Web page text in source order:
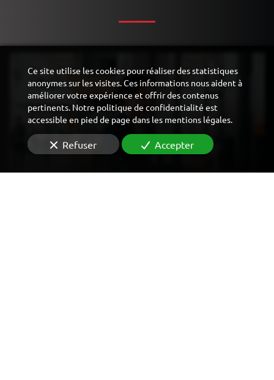
Ce site utilise les cookies pour réaliser des statistiques
anonymes sur les visites. Ces informations nous aident à
améliorer votre expérience et offrir des contenus
pertinents. Notre politique de confidentialité est
accessible en pied de page dans les mentions légales.
Refuser Accepter